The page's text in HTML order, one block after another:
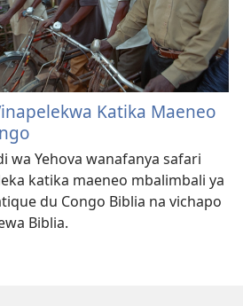
Katika Maeneo
wa Yehova wanafanya safari
katika maeneo mbalimbali ya
du Congo Biblia na vichapo
Biblia.